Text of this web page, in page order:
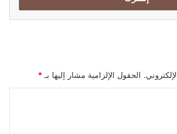
الحقول الإلزامية مشار إليها بـ *